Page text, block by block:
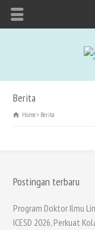
Berita
Home Berita
Postingan terbaru
Program Doktor Ilmu
ICESD 2026, Perkuat